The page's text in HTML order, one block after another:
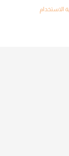
الاستخدام